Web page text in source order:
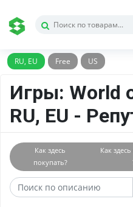
RU, EU Free US
Игры: World
RU, EU -
Как здесь
покупать?
Как